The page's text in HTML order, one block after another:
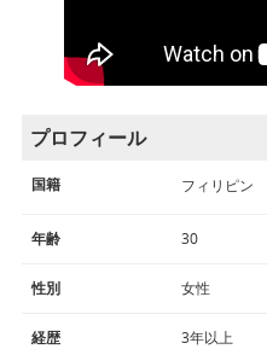
プロフィール
国籍 フィリピン
年齢 30
性別 女性
経歴 3年以上